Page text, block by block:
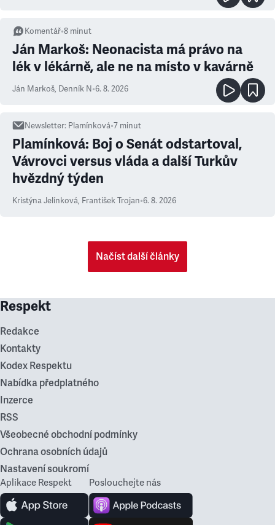
Komentář•8 minut
Ján Markoš: Neonacista má právo na
lék v lékárně, ale ne na místo v kavárně
Ján Markoš, Denník N•6. 8. 2026
Newsletter: Plamínková•7 minut
Plamínková: Boj o Senát odstartoval,
Vávrovci versus vláda a další Turkův
hvězdný týden
Kristýna Jelínková, František Trojan•6. 8. 2026
Načíst další články
Respekt
Redakce
Kontakty
Kodex Respektu
Nabídka předplatného
Inzerce
RSS
Všeobecné obchodní podmínky
Ochrana osobních údajů
Nastavení soukromí
Aplikace Respekt Poslouchejte nás